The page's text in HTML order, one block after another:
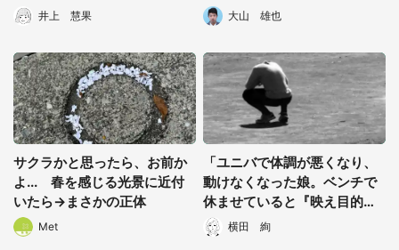
私をトイレに連れていき...」
（新潟県・30代女性）
井上 慧果
る「奇跡の共演」が話題に
大山 雄也
サクラかと思ったら、お前か
よ... 春を感じる光景に近付
いたら→まさかの正体
Met
「ユニバで体調が悪くなり、
動けなくなった娘。ベンチで
休ませていると『映え目的』
っぽい女子高生が...」（愛知
県・30代男性）
横田 絢